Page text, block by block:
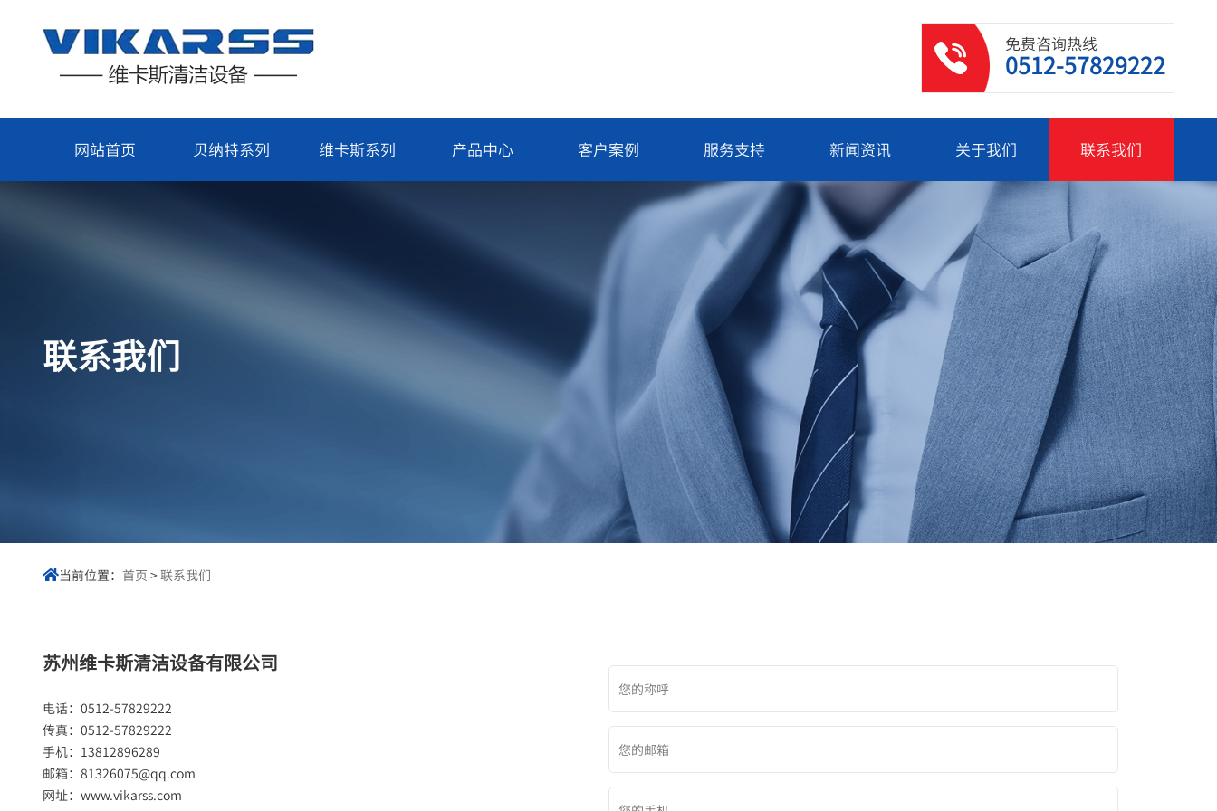
免费咨询热线
0512-57829222
网站首页 贝纳特系列 维卡斯系列 产品中心 客户案例 服务支持 新闻资讯 关于我们 联系我们
联系我们
当前位置： 首页 > 联系我们

苏州维卡斯清洁设备有限公司
电话：0512-57829222
传真：0512-57829222
手机：13812896289
邮箱：81326075@qq.com
网址：www.vikarss.com